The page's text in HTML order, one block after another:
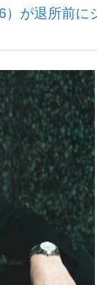
の投資の桁は一つ多
観る将棋、読む
が退所前に